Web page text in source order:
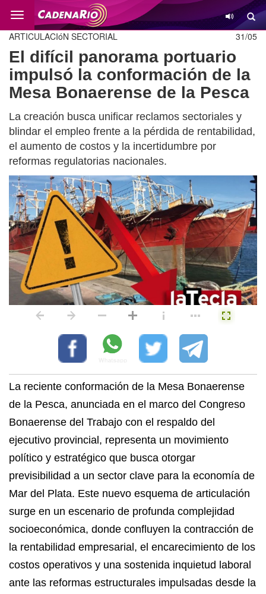
Cambio
31/05
ARTICULACIóN SECTORIAL
El difícil panorama portuario
impulsó la conformación de la
Mesa Bonaerense de la Pesca
La creación busca unificar reclamos sectoriales y
blindar el empleo frente a la pérdida de rentabilidad,
el aumento de costos y la incertidumbre por
reformas regulatorias nacionales.
​La reciente conformación de la Mesa Bonaerense
de la Pesca, anunciada en el marco del Congreso
Bonaerense del Trabajo con el respaldo del
ejecutivo provincial, representa un movimiento
político y estratégico que busca otorgar
previsibilidad a un sector clave para la economía de
Mar del Plata. Este nuevo esquema de articulación
surge en un escenario de profunda complejidad
socioeconómica, donde confluyen la contracción de
la rentabilidad empresarial, el encarecimiento de los
costos operativos y una sostenida inquietud laboral
ante las reformas estructurales impulsadas desde la